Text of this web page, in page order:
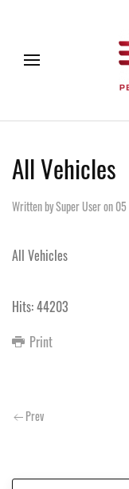
All Vehicles
Written by Super User on
All Vehicles
Hits: 44203
Print
Prev